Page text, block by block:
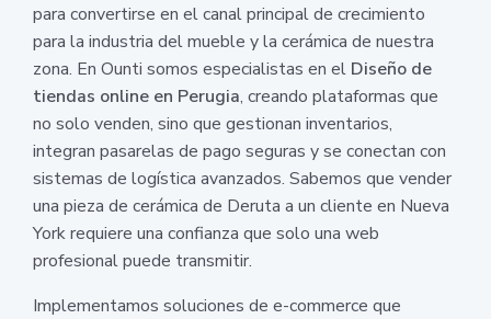
para convertirse en el canal principal de crecimiento
para la industria del mueble y la cerámica de nuestra
zona. En Ounti somos especialistas en el Diseño de
tiendas online en Perugia, creando plataformas que
no solo venden, sino que gestionan inventarios,
integran pasarelas de pago seguras y se conectan con
sistemas de logística avanzados. Sabemos que vender
una pieza de cerámica de Deruta a un cliente en Nueva
York requiere una confianza que solo una web
profesional puede transmitir.
Implementamos soluciones de e-commerce que